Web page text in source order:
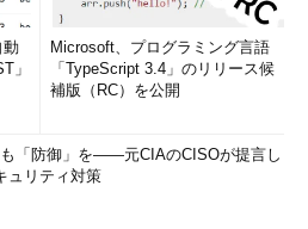
る通信である。
「PASS」「SYST」「CWD」
RETR」「QUIT」が使われており
動
」
Microsoft、プログラミング言語
「TypeScript 3.4」のリリース候
補版（RC）を公開
「防御」を――元CIAのCISOが提言し
ュリティ対策